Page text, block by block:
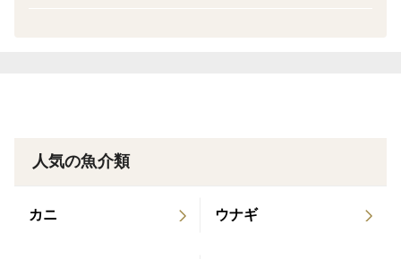
人気の魚介類
カニ ウナギ